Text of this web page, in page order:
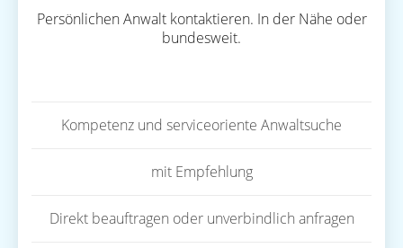
Persönlichen Anwalt kontaktieren. In der Nähe oder
bundesweit.
Kompetenz und serviceoriente Anwaltsuche
mit Empfehlung
Direkt beauftragen oder unverbindlich anfragen